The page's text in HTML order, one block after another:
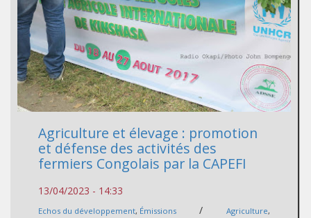
Agriculture et élevage : promotion
et défense des activités des
fermiers Congolais par la CAPEFI
13/04/2023 - 14:33
Echos du développement, Émissions / Agriculture,